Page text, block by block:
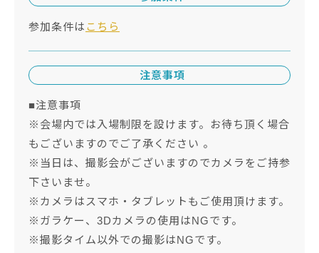
参加条件は こちら
注意事項
■注意事項
※会場内では入場制限を設けます。お待ち頂く場合
もございますのでご了承ください 。
※当日は、撮影会がございますのでカメラをご持参
下さいませ。
※カメラはスマホ・タブレットもご使用頂けます。
※ガラケー、3Dカメラの使用はNGです。
※撮影タイム以外での撮影はNGです。